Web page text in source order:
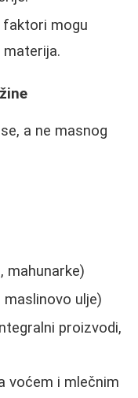
faktori mogu
a ne masnog
mahunarke)
ulje)
proizvodi,
voćem i mlečnim